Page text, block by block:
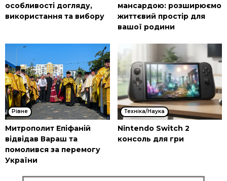
особливості догляду,
використання та вибору
мансардою: розширюємо
життєвий простір для
вашої родини
Рівне
Митрополит Епіфаній
відвідав Вараш та
помолився за перемогу
України
Техніка/Наука
Nintendo Switch 2
консоль для гри